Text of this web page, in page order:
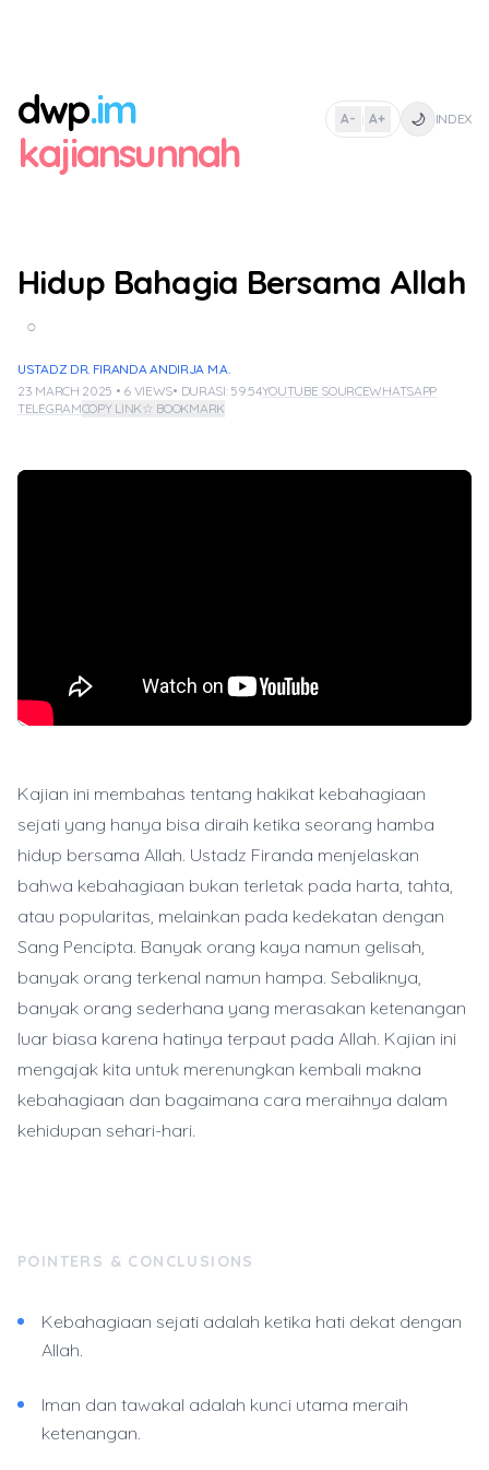
dwp.im
kajiansunnah
A- | A+ 🌙 INDEX
Hidup Bahagia Bersama Allah
○
USTADZ DR. FIRANDA ANDIRJA M.A.
23 MARCH 2025 • 6 VIEWS• DURASI: 59:54YOUTUBE SOURCEWHATSAPP
TELEGRAMCOPY LINK☆ BOOKMARK
Kajian ini membahas tentang hakikat kebahagiaan
sejati yang hanya bisa diraih ketika seorang hamba
hidup bersama Allah. Ustadz Firanda menjelaskan
bahwa kebahagiaan bukan terletak pada harta, tahta,
atau popularitas, melainkan pada kedekatan dengan
Sang Pencipta. Banyak orang kaya namun gelisah,
banyak orang terkenal namun hampa. Sebaliknya,
banyak orang sederhana yang merasakan ketenangan
luar biasa karena hatinya terpaut pada Allah. Kajian ini
mengajak kita untuk merenungkan kembali makna
kebahagiaan dan bagaimana cara meraihnya dalam
kehidupan sehari-hari.
POINTERS & CONCLUSIONS
Kebahagiaan sejati adalah ketika hati dekat dengan
Allah.
Iman dan tawakal adalah kunci utama meraih
ketenangan.